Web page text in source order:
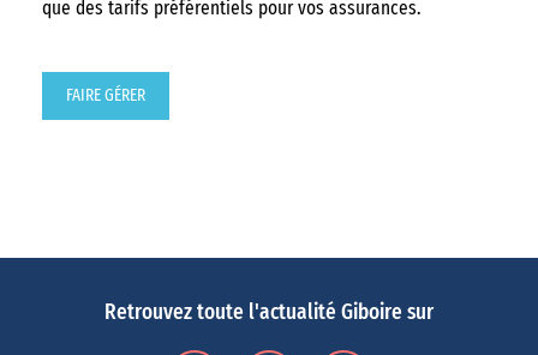
que des tarifs préférentiels pour vos assurances.
FAIRE GÉRER
Retrouvez toute l'actualité Giboire sur